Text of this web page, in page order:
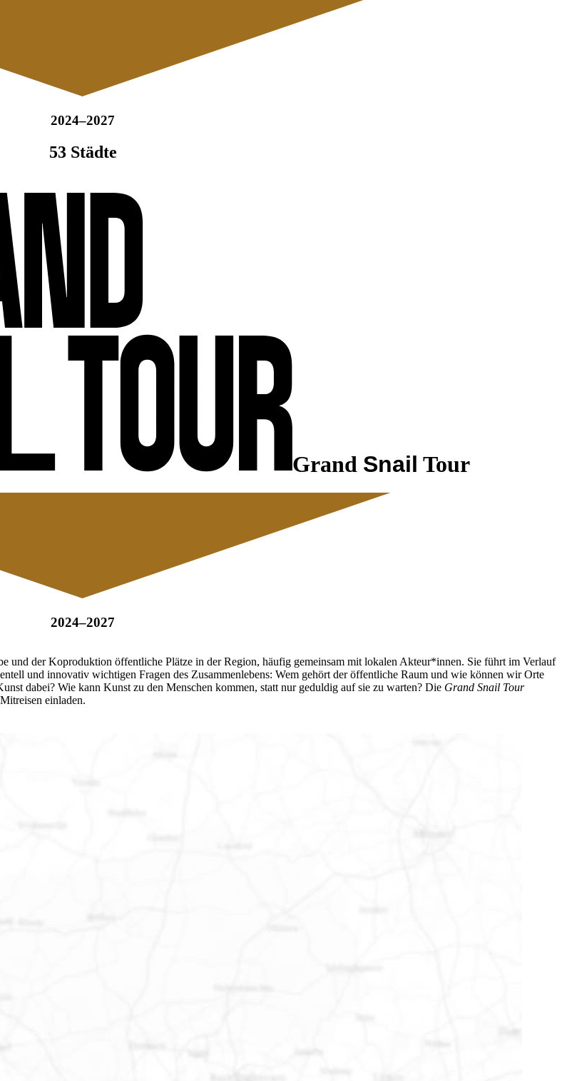
2024–2027
53 Städte
Grand Snail Tour
2024–2027
und der Koproduktion öffentliche Plätze in der Region, häufig gemeinsam mit lokalen Akteur*innen. Sie führt im Verlauf
und innovativ wichtigen Fragen des Zusammenlebens: Wem gehört der öffentliche Raum und wie können wir Orte
dabei? Wie kann Kunst zu den Menschen kommen, statt nur geduldig auf sie zu warten? Die Grand Snail Tour
einladen.